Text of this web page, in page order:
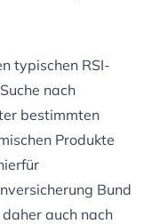
typischen RSI-
nach
bestimmten
Produkte
Bund
daher auch nach